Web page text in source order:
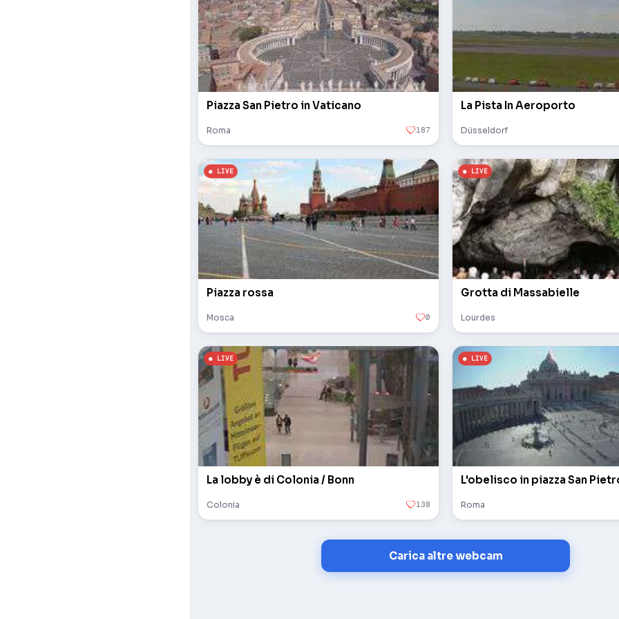
Piazza San Pietro in Vaticano
Roma 187
La Pista In Aeroporto
Düsseldorf
Piazza rossa
Mosca 0
Grotta di Massabielle
Lourdes
La lobby è di Colonia / Bonn
Colonia 138 Roma
Carica altre webcam